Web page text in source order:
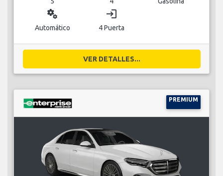
miscellaneous_services
Automático
login
4 Puerta
VER DETALLES...
PREMIUM